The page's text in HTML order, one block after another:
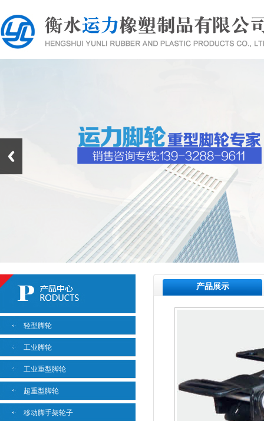
轻型脚轮
工业脚轮
工业重型脚轮
超重型脚轮
移动脚手架轮子
产品展示